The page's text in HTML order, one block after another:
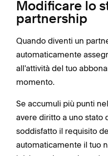
Modificare lo
partnership
Quando diventi un
automaticamente
all'attività del tuo
momento.
Se accumuli più punti
avere diritto a uno stato
soddisfatto il requisito
automaticamente il tuo